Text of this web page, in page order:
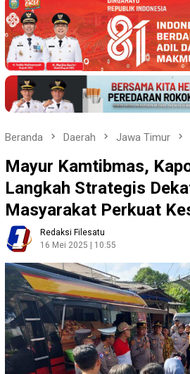
Beranda Daerah Jawa Timur
Mayur Kamtibmas,
Langkah Strategis
Masyarakat Perkuat
Redaksi Filesatu
16 Mei 2025 | 10:55